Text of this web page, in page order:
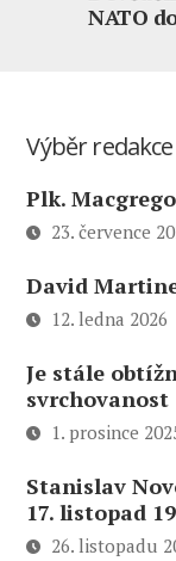
NATO
Výběr redakce
Plk.
23. července
David
12. ledna 2026
Je stále
svrchovanost
1. prosince
Stanislav
17. listopad
26. listopadu